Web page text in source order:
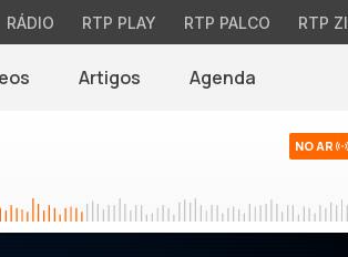
RÁDIO RTP PLAY RTP PALCO RTP
Artigos Agenda
NO AR